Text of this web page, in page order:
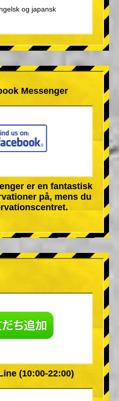
og japansk
Messenger
er en fantastisk
på, mens du
(10:00-22:00)